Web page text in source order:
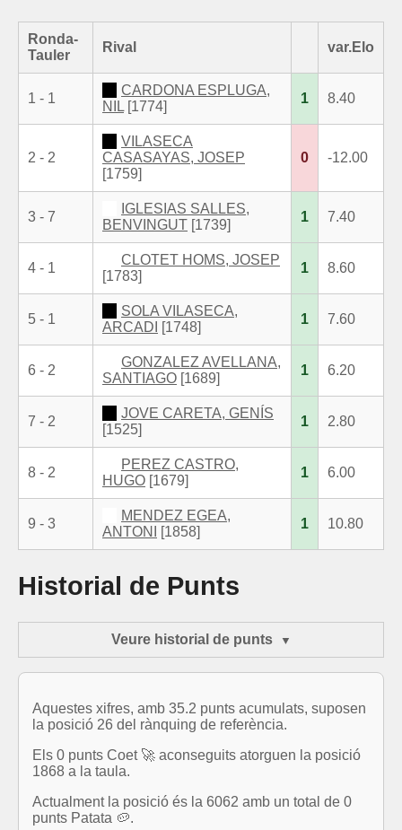
Ronda-
Tauler
Rival var.Elo
1 - 1
CARDONA ESPLUGA,
NIL [1774]
1 8.40
2 - 2
VILASECA
CASASAYAS, JOSEP
[1759]
0 -12.00
3 - 7
IGLESIAS SALLES,
BENVINGUT [1739]
1 7.40
4 - 1
CLOTET HOMS, JOSEP
[1783]
1 8.60
5 - 1
SOLA VILASECA,
ARCADI
[1748]
1 7.60
6 - 2
GONZALEZ AVELLANA,
SANTIAGO [1689]
1 6.20
7 - 2
JOVE CARETA, GENÍS
[1525]
1 2.80
8 - 2
PEREZ CASTRO,
HUGO [1679]
1 6.00
9 - 3
MENDEZ EGEA,
ANTONI
[1858]
1 10.80
Historial de Punts
Veure historial de punts
Aquestes xifres, amb 35.2 punts acumulats, suposen
la posició 26 del rànquing de referència.
Els 0 punts Coet 🚀 aconseguits atorguen la posició
1868 a la taula.
Actualment la posició és la 6062 amb un total de 0
punts Patata 🥔.